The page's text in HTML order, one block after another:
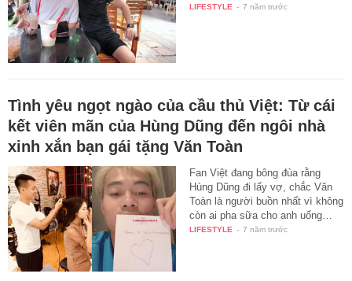
LIFESTYLE - 7 năm trước
Tình yêu ngọt ngào của cầu thủ Việt: Từ cái
kết viên mãn của Hùng Dũng đến ngôi nhà
xinh xắn bạn gái tặng Văn Toàn
Fan Việt đang bông đùa rằng
Hùng Dũng đi lấy vợ, chắc Văn
Toàn là người buồn nhất vì không
còn ai pha sữa cho anh uống…
LIFESTYLE - 7 năm trước